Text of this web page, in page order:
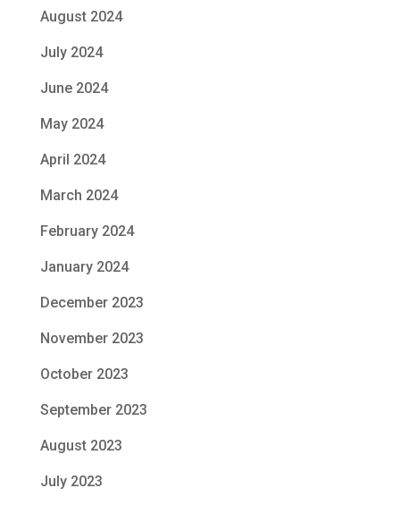
August 2024
July 2024
June 2024
May 2024
April 2024
March 2024
February 2024
January 2024
December 2023
November 2023
October 2023
September 2023
August 2023
July 2023